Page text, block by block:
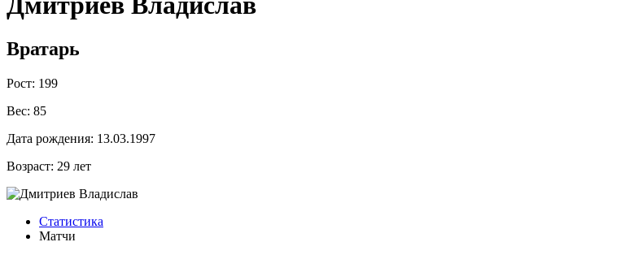
Вратарь
Рост: 199
Вес: 85
Дата рождения: 13.03.1997
Возраст: 29 лет
Статистика
Матчи